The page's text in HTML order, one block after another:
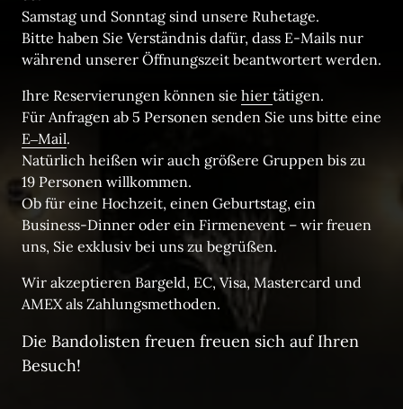
Samstag und Sonntag sind unsere Ruhetage.
Bitte haben Sie Verständnis dafür, dass E-Mails nur
während unserer Öffnungszeit beantwortert werden.
Ihre Reservierungen können sie hier tätigen.
E‒Mail.
Natürlich heißen wir auch größere Gruppen bis zu
19 Personen willkommen.
Ob für eine Hochzeit, einen Geburtstag, ein
Business-Dinner oder ein Firmenevent – wir freuen
uns, Sie exklusiv bei uns zu begrüßen.
Wir akzeptieren Bargeld, EC, Visa, Mastercard und
AMEX als Zahlungsmethoden.
Die Bandolisten freuen freuen sich auf Ihren
Besuch!